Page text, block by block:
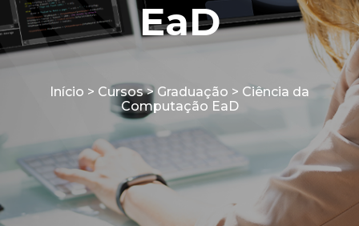
EaD
Início > Cursos > Graduação > Ciência da
Computação EaD